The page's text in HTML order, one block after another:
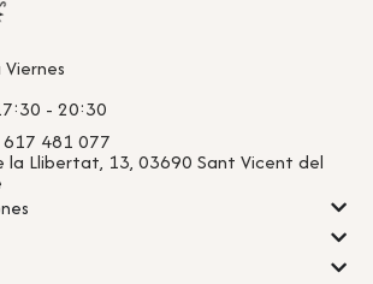
- 20:30
481 077
la Llibertat, 13, 03690 Sant Vicent del